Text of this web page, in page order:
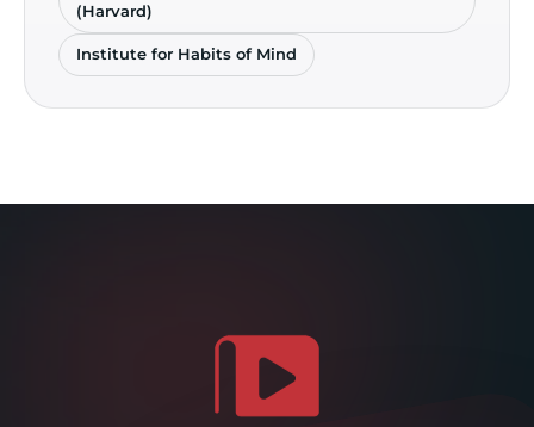
(Harvard)
Institute for Habits of Mind